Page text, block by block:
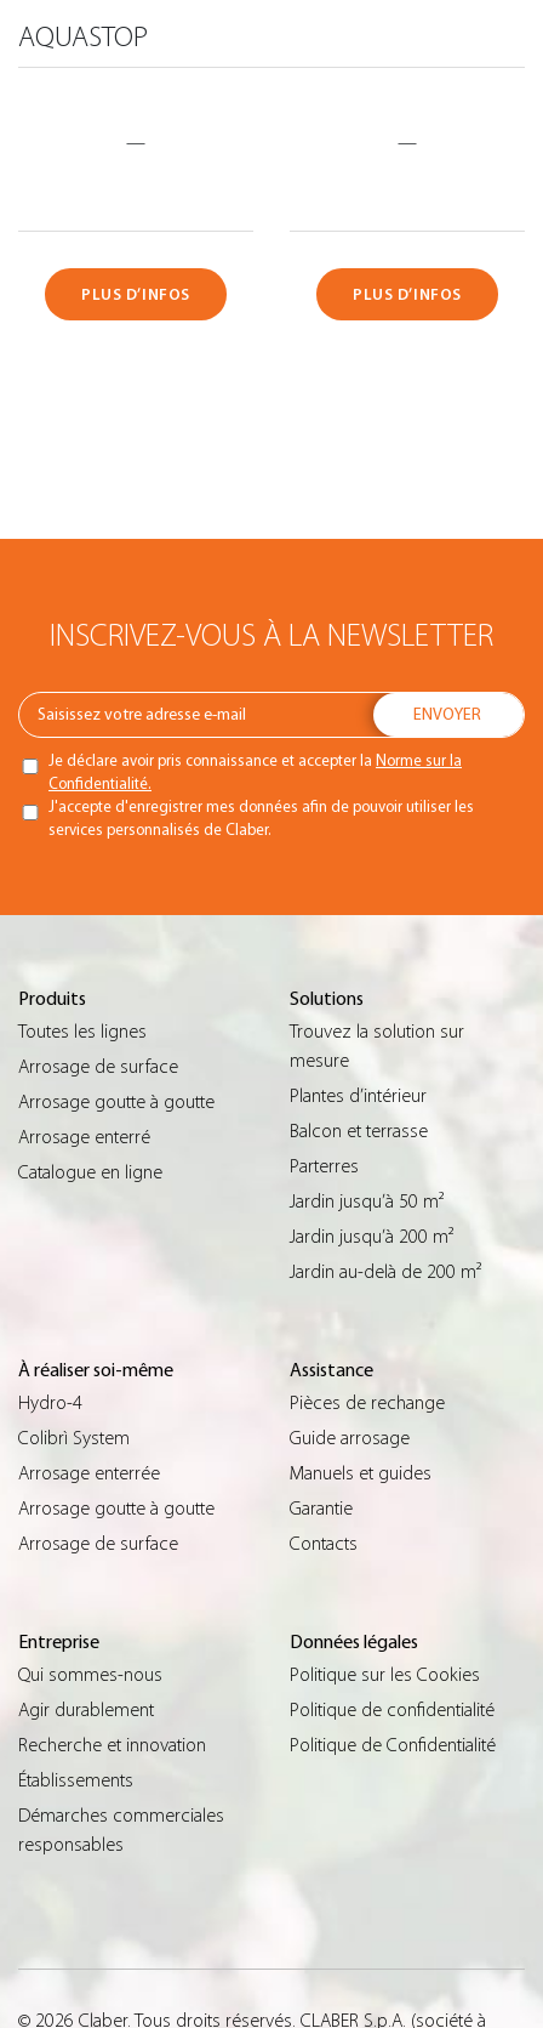
AQUASTOP
— —
PLUS D’INFOS PLUS D’INFOS
INSCRIVEZ-VOUS À LA NEWSLETTER
Je déclare avoir pris connaissance et accepter la Norme sur la
Confidentialité.
J'accepte d'enregistrer mes données afin de pouvoir utiliser les
services personnalisés de Claber.
Produits
Toutes les lignes
Arrosage de surface
Arrosage goutte à goutte
Arrosage enterré
Catalogue en ligne
Solutions
Trouvez la solution sur
mesure
Plantes d’intérieur
Balcon et terrasse
Parterres
Jardin jusqu’à 50 m²
Jardin jusqu’à 200 m²
Jardin au-delà de 200 m²
À réaliser soi-même
Hydro-4
Colibrì System
Arrosage enterrée
Arrosage goutte à goutte
Arrosage de surface
Assistance
Pièces de rechange
Guide arrosage
Manuels et guides
Garantie
Contacts
Entreprise
Qui sommes-nous
Agir durablement
Recherche et innovation
Établissements
Démarches commerciales
responsables
Données légales
Politique sur les Cookies
Politique de confidentialité
Politique de Confidentialité
© 2026 Claber. Tous droits réservés. CLABER S.p.A. (société à